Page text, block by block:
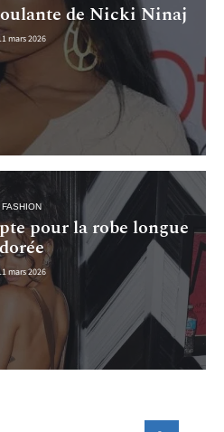
de Nicki Ninaj
mars 2026
FASHION
pour la robe longue
dorée
mars 2026